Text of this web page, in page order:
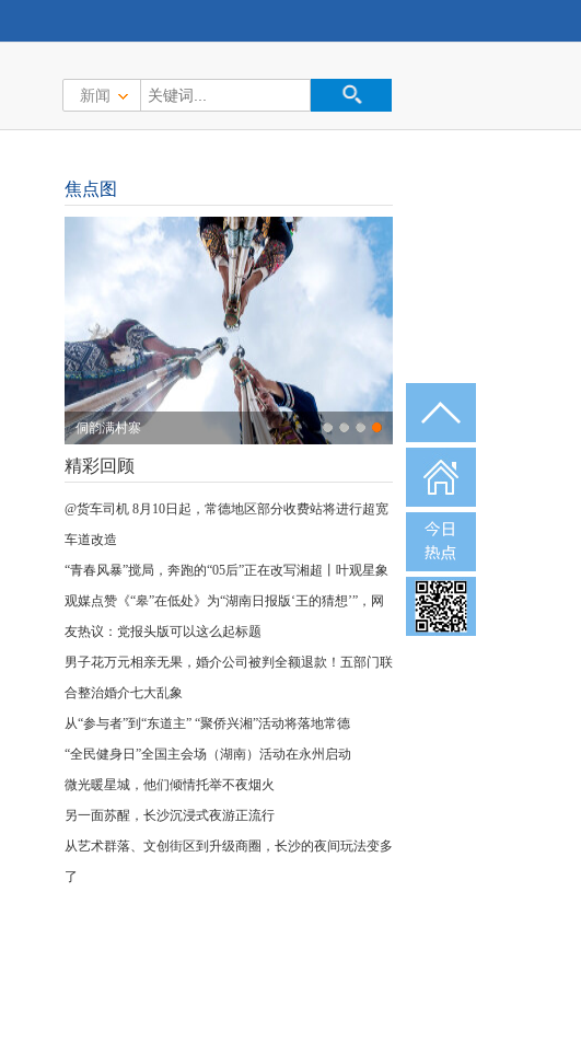
新闻
焦点图
侗韵满村寨
精彩回顾
@货车司机 8月10日起，常德地区部分收费站将进行超宽
车道改造
“青春风暴”搅局，奔跑的“05后”正在改写湘超丨叶观星象
观媒点赞《“皋”在低处》为“湖南日报版‘王的猜想’”，网
友热议：党报头版可以这么起标题
男子花万元相亲无果，婚介公司被判全额退款！五部门联
合整治婚介七大乱象
从“参与者”到“东道主” “聚侨兴湘”活动将落地常德
“全民健身日”全国主会场（湖南）活动在永州启动
微光暖星城，他们倾情托举不夜烟火
另一面苏醒，长沙沉浸式夜游正流行
从艺术群落、文创街区到升级商圈，长沙的夜间玩法变多
了